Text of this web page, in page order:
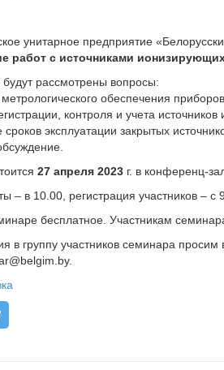
унитарное предприятие
работ с источниками
рассмотрены вопросы:
обеспечения
контроля и учета
эксплуатации закрытых
27 апреля 2023 г. в конференц-
– в 10.00, регистрация участников – с
бесплатное. Участникам
в группу участников семинара